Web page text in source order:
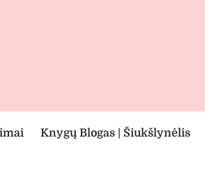
Knygų Blogas | Šiukšlynėlis